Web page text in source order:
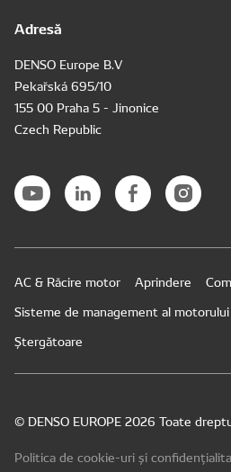
Adresă
DENSO Europe B.V
Pekařská 695/10
155 00 Praha 5 - Jinonice
Czech Republic
AC & Răcire motor Aprindere
Sisteme de management al motorului
Ștergătoare
© DENSO EUROPE 2026 Toate
Politica de cookie-uri și